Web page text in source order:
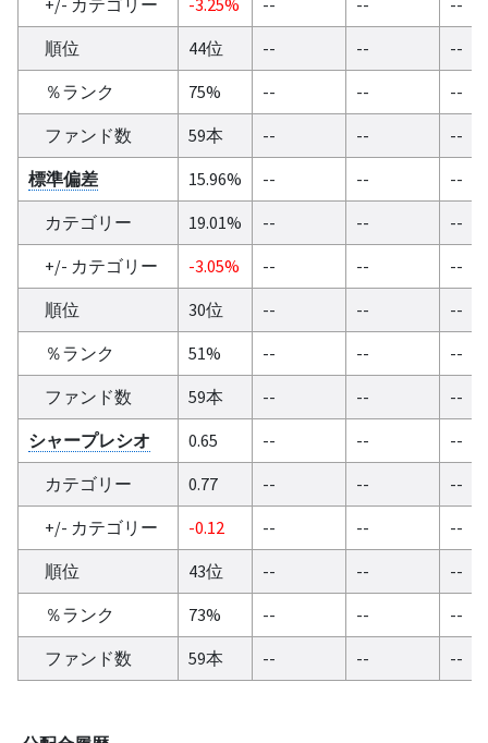
順位
44位 -- --
--
％ランク
75% -- --
--
ファンド数
59本 -- --
--
標準偏差
15.96% -- --
--
カテゴリー
19.01% -- --
--
+/- カテゴリー
-3.05% -- --
--
順位
30位 -- --
--
％ランク
51% -- --
--
ファンド数
59本 -- --
--
シャープレシオ
0.65 -- --
--
カテゴリー
0.77 -- --
--
+/- カテゴリー
-0.12 -- --
--
順位
43位 -- --
--
％ランク
73% -- --
--
ファンド数
59本 -- -- --